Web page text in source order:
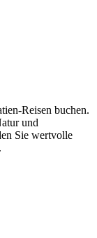
Reisen buchen.
und
Sie wertvolle